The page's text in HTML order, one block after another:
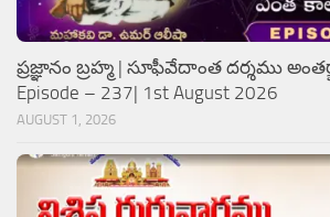
ప్రజ్ఞానం బ్రహ్మ | సూఫీవేదాంత దర్శము
Episode – 237| 1st August 2026
AUGUST 1, 2026